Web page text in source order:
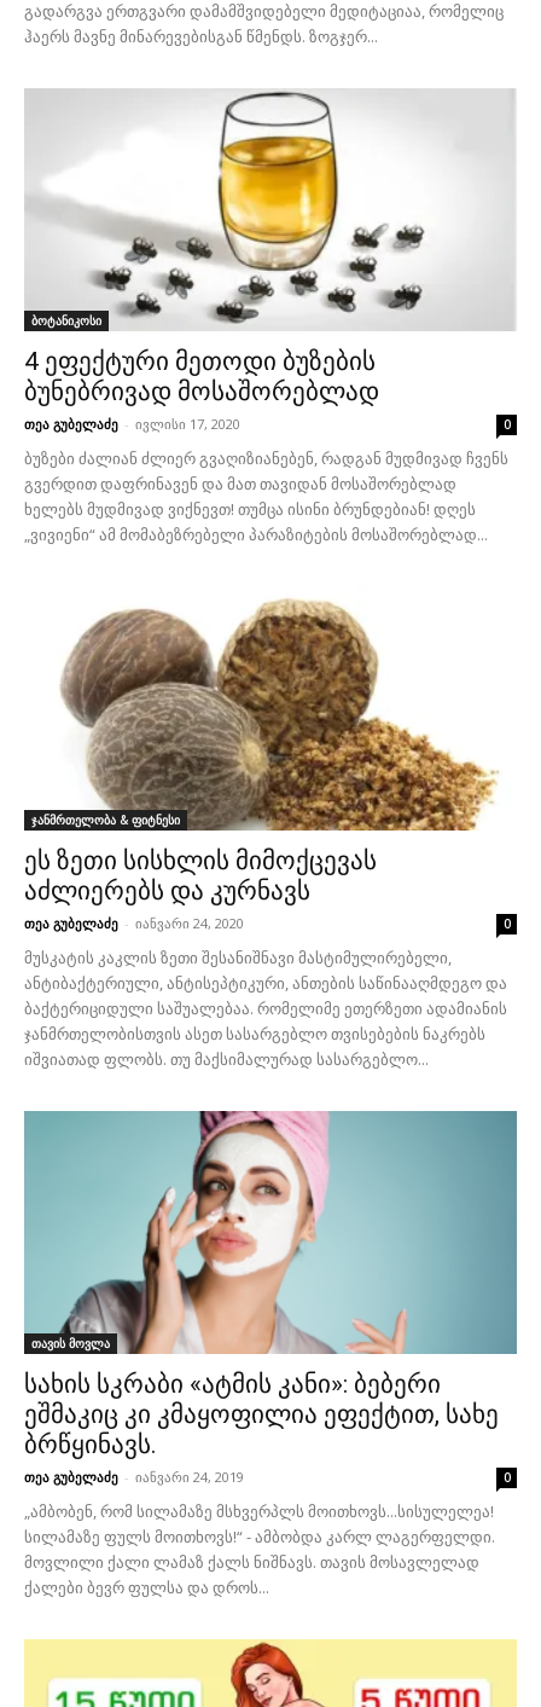
გადარგვა ერთგვარი დამამშვიდებელი მედიტაციაა, რომელიც
ჰაერს მავნე მინარევებისგან წმენდს. ზოგჯერ...
ბოტანიკოსი
4 ეფექტური მეთოდი ბუზების
ბუნებრივად მოსაშორებლად
თეა გუბელაძე - ივლისი 17, 2020 0
ბუზები ძალიან ძლიერ გვაღიზიანებენ, რადგან მუდმივად ჩვენს
გვერდით დაფრინავენ და მათ თავიდან მოსაშორებლად
ხელებს მუდმივად ვიქნევთ! თუმცა ისინი ბრუნდებიან! დღეს
„ვივიენი“ ამ მომაბეზრებელი პარაზიტების მოსაშორებლად...
ჯანმრთელობა & ფიტნესი
ეს ზეთი სისხლის მიმოქცევას
აძლიერებს და კურნავს
თეა გუბელაძე - იანვარი 24, 2020 0
მუსკატის კაკლის ზეთი შესანიშნავი მასტიმულირებელი,
ანტიბაქტერიული, ანტისეპტიკური, ანთების საწინააღმდეგო და
ბაქტერიციდული საშუალებაა. რომელიმე ეთერზეთი ადამიანის
ჯანმრთელობისთვის ასეთ სასარგებლო თვისებების ნაკრებს
იშვიათად ფლობს. თუ მაქსიმალურად სასარგებლო...
თავის მოვლა
სახის სკრაბი «ატმის კანი»: ბებერი
ეშმაკიც კი კმაყოფილია ეფექტით, სახე
ბრწყინავს.
თეა გუბელაძე - იანვარი 24, 2019 0
„ამბობენ, რომ სილამაზე მსხვერპლს მოითხოვს...სისულელეა!
სილამაზე ფულს მოითხოვს!“ - ამბობდა კარლ ლაგერფელდი.
მოვლილი ქალი ლამაზ ქალს ნიშნავს. თავის მოსავლელად
ქალები ბევრ ფულსა და დროს...